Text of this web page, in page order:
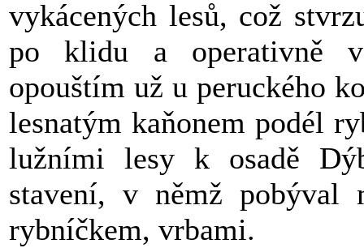
vykácených lesů, což
po klidu a operativně
opouštím už u peruckého
lesnatým kaňonem podél
lužními lesy k osadě
stavení, v němž pobýval
rybníčkem, vrbami.